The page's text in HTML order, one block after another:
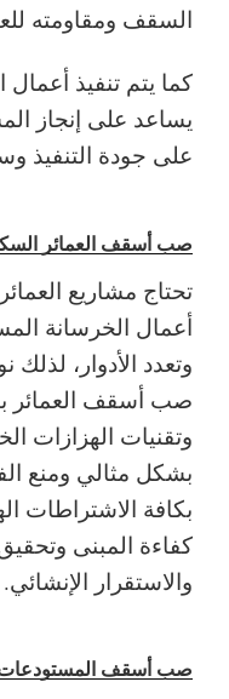
السقف ومقاومته
كما يتم تنفيذ
يساعد على إنجاز
على جودة التنفيذ
صب أسقف العمائر
تحتاج مشاريع
أعمال الخرسانة
وتعدد الأدوار،
صب أسقف العمائر
وتقنيات الهزازات
بشكل مثالي ومنع
بكافة الاشتراطات
كفاءة المبنى
والاستقرار الإنشائي.
صب أسقف المستودعات